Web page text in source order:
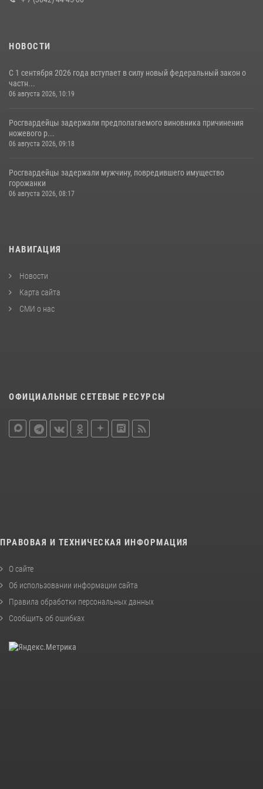
НОВОСТИ
С 1 сентября 2026 года вступает в силу новый федеральный закон о
частн...
06 августа 2026, 10:19
Росгвардейцы задержали предполагаемого виновника причинения
ножевого р...
06 августа 2026, 09:18
Росгвардейцы задержали мужчину, повредившего имущество
горожанки
06 августа 2026, 08:17
НАВИГАЦИЯ
Новости
Карта сайта
СМИ о нас
ОФИЦИАЛЬНЫЕ СЕТЕВЫЕ РЕСУРСЫ
ПРАВОВАЯ И ТЕХНИЧЕСКАЯ ИНФОРМАЦИЯ
О сайте
Об использовании информации сайта
Правила обработки персональных данных
Сообщить об ошибках